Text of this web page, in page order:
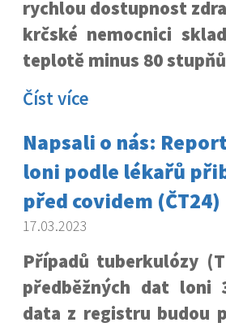
rychlou dostupnost
krčské nemocnici
teplotě minus 80
Číst více
Napsali o nás:
loni podle lékařů
před covidem (ČT24)
17.03.2023
Případů tuberkulózy
předběžných dat loni
data z registru budou